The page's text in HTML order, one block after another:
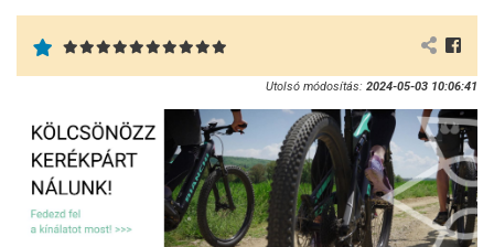
Utolsó módosítás: 2024-05-03 10:06:41